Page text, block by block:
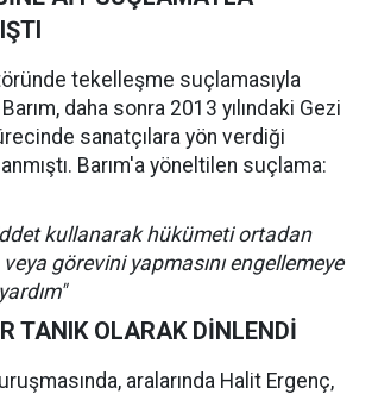
tekelleşme suçlamasıyla
daha sonra 2013 yılındaki Gezi
sanatçılara yön verdiği
Barım'a yöneltilen suçlama:
kullanarak hükümeti ortadan
görevini yapmasını engellemeye
TANIK OLARAK DİNLENDİ
aralarında Halit Ergenç,